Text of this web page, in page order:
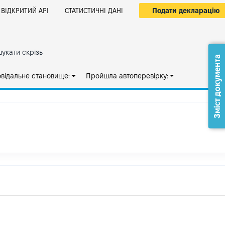
ВІДКРИТИЙ АРІ СТАТИСТИЧНІ ДАНІ Подати декларацію
скрізь
становище: Пройшла автоперевірку: Зміст документа